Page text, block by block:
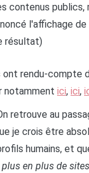
contenus publics,
l'affichage
résultat)
ont rendu-compte
notamment ici, ici,
retrouve au
je crois être
humains, et
plus en plus de